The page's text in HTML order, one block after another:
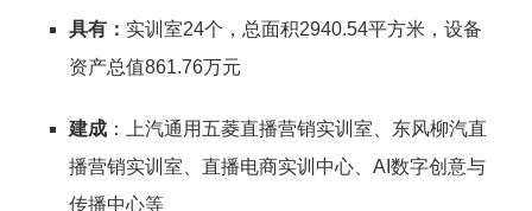
具有： 实训室24个，总面积2940.54平方米，设备
资产总值861.76万元
建成 ：
上汽通用五菱直播营销实训室、东风柳汽直
播营销实训室、直播电商实训中心、AI数字创意与
传播中心等